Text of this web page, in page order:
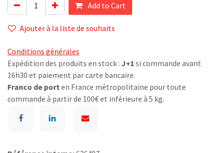
Add to Cart
Ajouter à la liste de souhaits
Conditions générales
Expédition des produits en stock : J+1 si commande avant
16h30 et paiement par carte bancaire.
Franco de port en France métropolitaine pour toute
commande à partir de 100€ et inférieure à 5 kg.